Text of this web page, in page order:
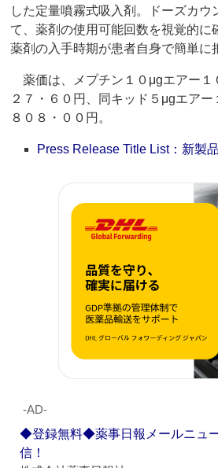
した定量噴霧式吸入剤。ドーズカウ
て、薬剤の使用可能回数を視覚的に
薬剤の入手時期が患者自身で簡単に
薬価は、メプチン１０μgエアー１
２７・６０円、同キッド５μgエアー
８０８・００円。
Press Release Title List：新製品
‐AD‐
◆登録無料◆薬事日報メールニュ
信！